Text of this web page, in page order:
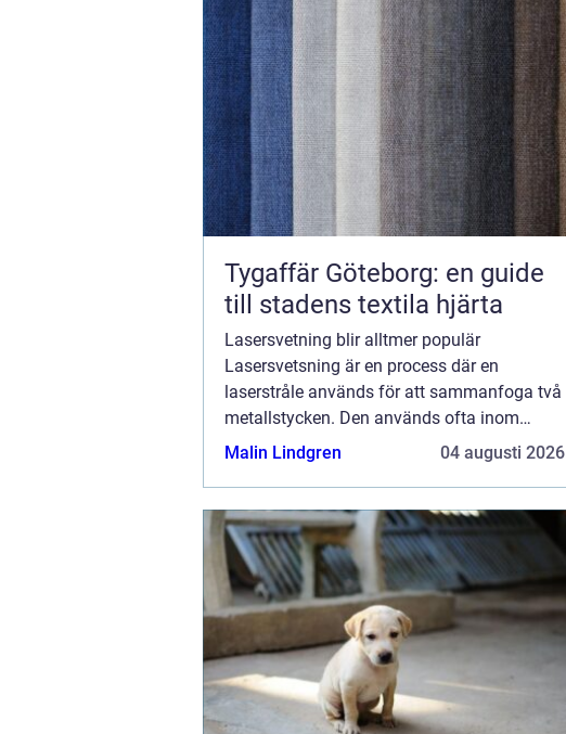
Tygaffär Göteborg: en guide
till stadens textila hjärta
Lasersvetning blir alltmer populär
Lasersvetsning är en process där en
laserstråle används för att sammanfoga två
metallstycken. Den används ofta inom
tillverkningsindustrin eftersom den ger
Malin Lindgren 04 augusti 2026